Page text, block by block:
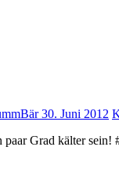
30. Juni 2012
paar Grad kälter sein!